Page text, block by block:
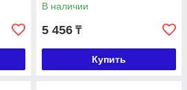
В наличии
5 456 ₸
Купить